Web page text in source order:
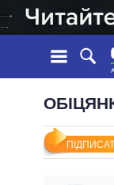
СТРІЧКА
ПОДІЇ